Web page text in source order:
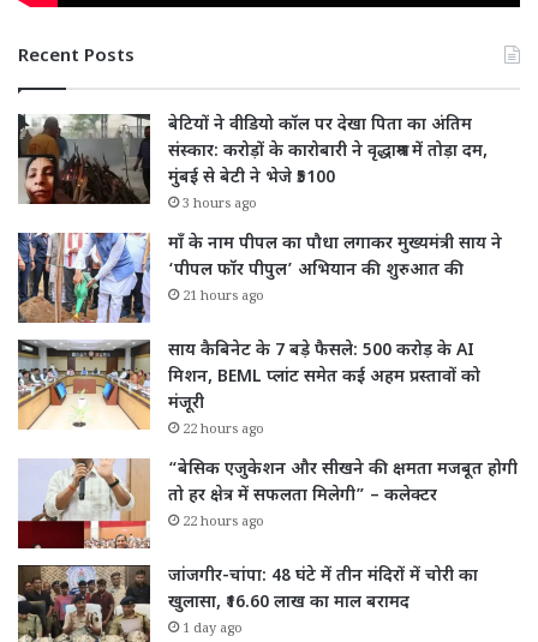
Recent Posts
बेटियों ने वीडियो कॉल पर देखा पिता का अंतिम
संस्कार: करोड़ों के कारोबारी ने वृद्धाश्रम में तोड़ा दम,
मुंबई से बेटी ने भेजे ₹5100
3 hours ago
माँ के नाम पीपल का पौधा लगाकर मुख्यमंत्री साय ने
‘पीपल फॉर पीपुल’ अभियान की शुरुआत की
21 hours ago
साय कैबिनेट के 7 बड़े फैसले: 500 करोड़ के AI
मिशन, BEML प्लांट समेत कई अहम प्रस्तावों को
मंजूरी
22 hours ago
“बेसिक एजुकेशन और सीखने की क्षमता मजबूत होगी
तो हर क्षेत्र में सफलता मिलेगी” – कलेक्टर
22 hours ago
जांजगीर-चांपा: 48 घंटे में तीन मंदिरों में चोरी का
खुलासा, ₹16.60 लाख का माल बरामद
1 day ago